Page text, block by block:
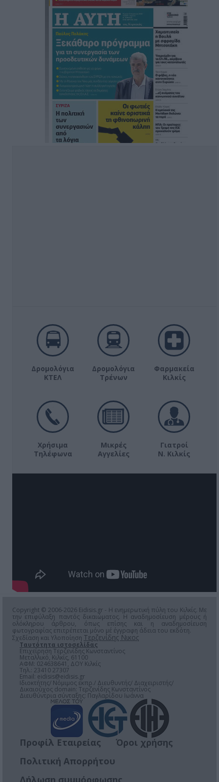
Δρομολόγια
ΚΤΕΛ
Δρομολόγια
Τρένων
Φαρμακεία
Κιλκίς
Χρήσιμα
Τηλέφωνα
Μικρές
Αγγελίες
Γιατροί
Ν. Κιλκίς
Copyright © 2006-2026 Eidisis.gr - Η ενημερωτική πύλη του Κιλκίς. Με
την επιφύλαξη παντός δικαιώματος. Η αναδημοσίευση μέρους ή
ολόκληρου άρθρου, όπως επίσης και η αναδημοσίευση
φωτογραφίας επιτρέπεται μόνο μέ έγγραφη άδεια του εκδότη.
Σχεδίαση και Υλοποίηση Τερζενίδης Νικος
Ταυτότητα ιστοσελίδας
Επιχείρηση Τερζενίδης Κωνσταντίνος
Μεταλλικό, Κιλκίς, 61100
ΑΦΜ: 024638641, ΔΟΥ Κιλκίς
Τηλ.: 23410 27307
Email: eidisis@eidisis.gr
Ιδιοκτήτης/ Νόμιμος εκπρ./ Διευθυντής/ Διαχειριστής/
Δικαιούχος domain: Τερζενίδης Κωνσταντίνος
Διευθύντρια σύνταξης: Παγλαρίδου Ιωάννα
Προφίλ Εταιρείας
Όροι χρήσης
Πολιτική Απορρήτου